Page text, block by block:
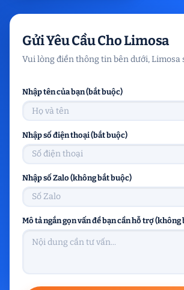
Gửi Yêu Cầu Cho Limosa
Vui lòng điền thông tin bên dưới, Limosa
Nhập tên của bạn (bắt buộc)
Nhập số điện thoại (bắt buộc)
Nhập số Zalo (không bắt buộc)
Mô tả ngắn gọn vấn đề bạn cần hỗ trợ (không